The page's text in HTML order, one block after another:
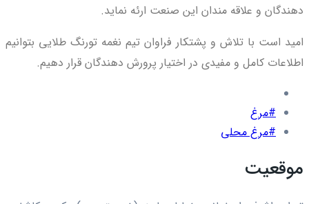
دهندگان و علاقه مندان این صنعت ارئه نماید.
امید است با تلاش و پشتکار فراوان تیم نغمه تورنگ طلایی بتوانیم
اطلاعات کامل و مفیدی در اختیار پرورش دهندگان قرار دهیم.
#مرغ
#مرغ محلی
موقعیت